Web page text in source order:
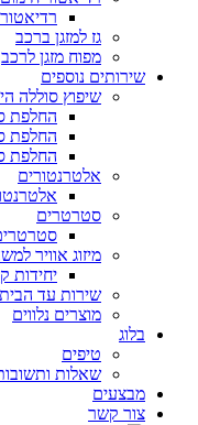
גז למזגן ברכב
מפוח מזגן לרכב
שירותים נוספים
שיפוץ סוללה
החלפת
החלפת
החלפת
אלטרנטורים
סטרטרים
מיזוג אוויר
יחידות
שירות עד הבית
מוצרים נלווים
בלוג
טיפים
שאלות
מבצעים
צור קשר